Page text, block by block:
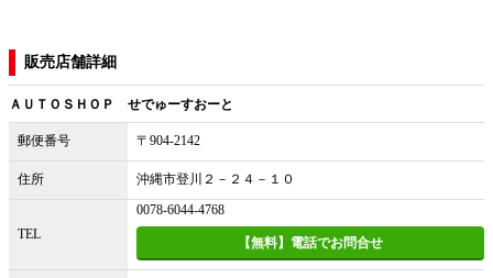
販売店舗詳細
ＡＵＴＯＳＨＯＰ せでゅーすおーと
郵便番号 〒904-2142
住所 沖縄市登川２－２４－１０
TEL
0078-6044-4768
【無料】電話でお問合せ